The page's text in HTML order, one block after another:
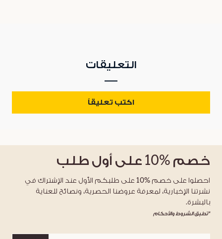
التعليقات
اكتب تعليقاً
خصم %10 على أول طلب
احصلوا على خصم %10 على طلبكم الأول عند الإشتراك في
نشرتنا الإخبارية، لمعرفة عروضنا الحصرية، ونصائح للعناية
بالبشرة.
*تطبق الشروط والأحكام